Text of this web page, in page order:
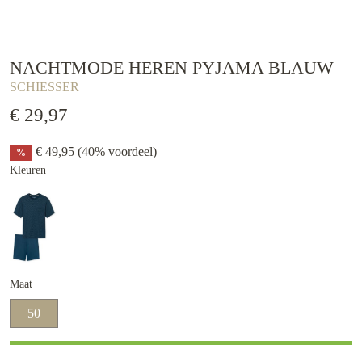
NACHTMODE HEREN PYJAMA BLAUW
SCHIESSER
€ 29,97
% € 49,95 (40% voordeel)
Kleuren
Maat
50